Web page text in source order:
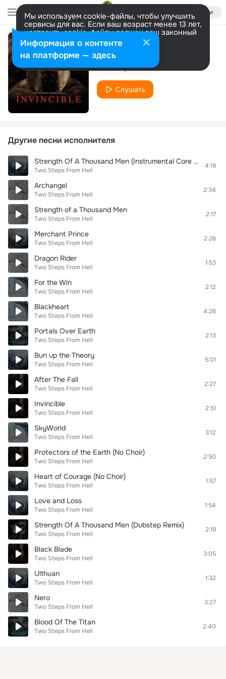
Войти
Мы используем cookie-файлы, чтобы улучшить
сервисы для вас. Если ваш возраст менее 13 лет,
настроить cookie-файлы должен ваш законный
представитель. Больше информации
Разрешить все Настроить
Freedom Fighters
Two Steps From Hell
Слушать
Другие песни исполнителя
Strength Of A Thousand Men (Instrumental Core Remix)
Two Steps From Hell
4:19
Archangel
Two Steps From Hell
2:34
Strength of a Thousand Men
Two Steps From Hell
2:17
Merchant Prince
Two Steps From Hell
2:26
Dragon Rider
Two Steps From Hell
1:53
For the Win
Two Steps From Hell
2:12
Blackheart
Two Steps From Hell
4:26
Portals Over Earth
Two Steps From Hell
2:13
Bun up the Theory
Two Steps From Hell
5:01
After The Fall
Two Steps From Hell
2:27
Invincible
Two Steps From Hell
2:51
SkyWorld
Two Steps From Hell
3:12
Protectors of the Earth (No Choir)
Two Steps From Hell
2:50
Heart of Courage (No Choir)
Two Steps From Hell
1:57
Love and Loss
Two Steps From Hell
1:54
Strength Of A Thousand Men (Dubstep Remix)
Two Steps From Hell
2:19
Black Blade
Two Steps From Hell
3:05
Ulthuan
Two Steps From Hell
1:32
Nero
Two Steps From Hell
3:27
Blood Of The Titan
Two Steps From Hell
2:40
Информация о контенте
на платформе — здесь